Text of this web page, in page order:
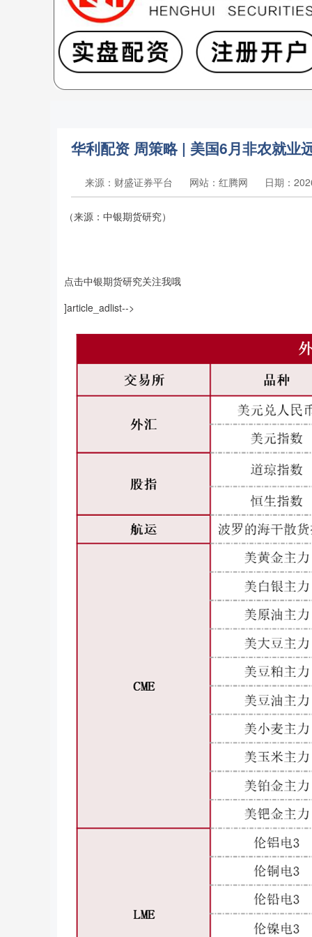
华利配资 周策略 | 美国6月非农就业
来源：财盛证券平台 网站：红腾网 日期：
（来源：中银期货研究）
点击中银期货研究关注我哦
]article_adlist-->